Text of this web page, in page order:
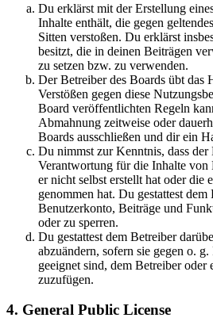
Du erklärst mit der Erstellung
Inhalte enthält, die gegen
Sitten verstoßen. Du erklärst
besitzt, die in deinen Beiträgen
zu setzen bzw. zu verwenden.
Der Betreiber des Boards übt das
Verstößen gegen diese
Board veröffentlichten Regeln
Abmahnung zeitweise oder
Boards ausschließen und dir ein
Du nimmst zur Kenntnis, dass der
Verantwortung für die Inhalte von
er nicht selbst erstellt hat oder die
genommen hat. Du gestattest dem
Benutzerkonto, Beiträge und
oder zu sperren.
Du gestattest dem Betreiber
abzuändern, sofern sie gegen o.
geeignet sind, dem Betreiber oder
zuzufügen.
4. General Public License